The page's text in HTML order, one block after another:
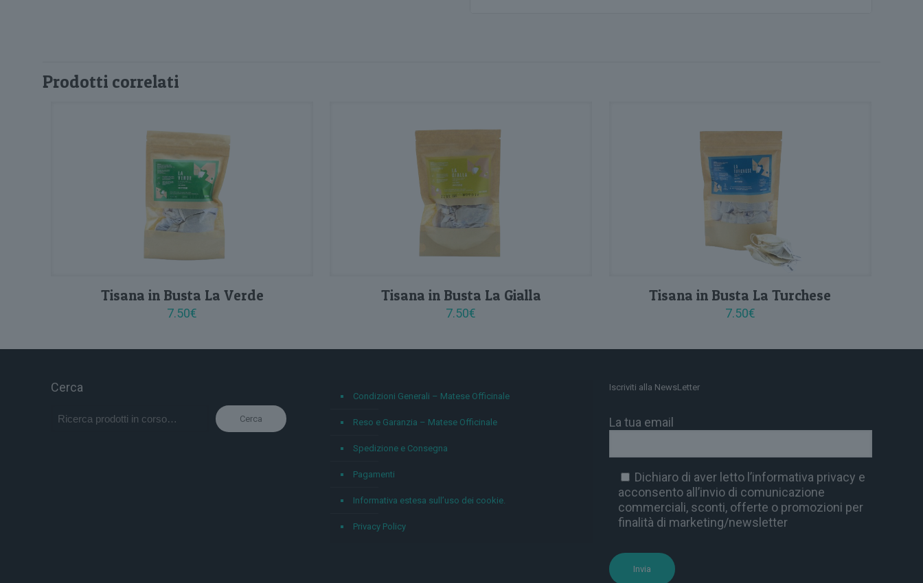
Prodotti correlati
Tisana in Busta La Verde
7.50€
Tisana in Busta La Gialla
7.50€
Tisana in Busta La Turchese
7.50€
Cerca
Cerca
Condizioni Generali – Matese Officinale
Reso e Garanzia – Matese Officinale
Spedizione e Consegna
Pagamenti
Informativa estesa sull’uso dei cookie.
Privacy Policy
Iscriviti alla NewsLetter
La tua email
Dichiaro di aver letto l’informativa privacy e
acconsento all’invio di comunicazione
commerciali, sconti, offerte o promozioni per
finalità di marketing/newsletter